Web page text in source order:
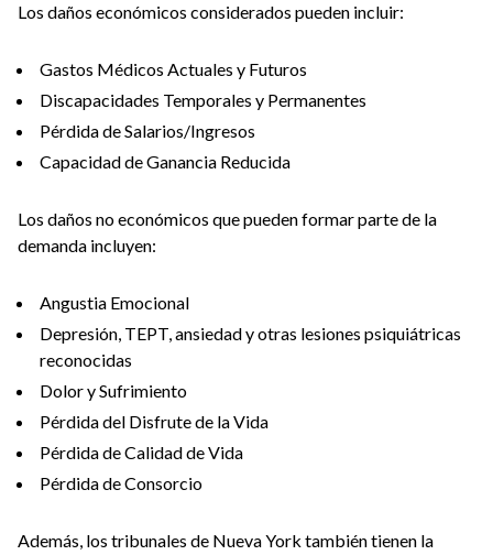
Los daños económicos considerados pueden incluir:
Gastos Médicos Actuales y Futuros
Discapacidades Temporales y Permanentes
Pérdida de Salarios/Ingresos
Capacidad de Ganancia Reducida
Los daños no económicos que pueden formar parte de la
demanda incluyen:
Angustia Emocional
Depresión, TEPT, ansiedad y otras lesiones psiquiátricas
reconocidas
Dolor y Sufrimiento
Pérdida del Disfrute de la Vida
Pérdida de Calidad de Vida
Pérdida de Consorcio
Además, los tribunales de Nueva York también tienen la